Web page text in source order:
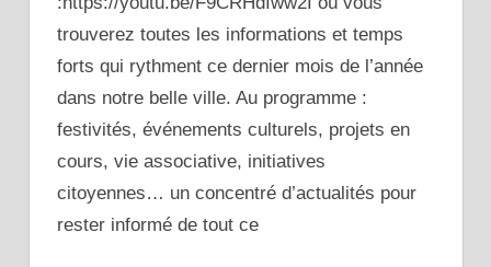
trouverez toutes les informations et temps
forts qui rythment ce dernier mois de l’année
dans notre belle ville. Au programme :
festivités, événements culturels, projets en
cours, vie associative, initiatives
citoyennes… un concentré d’actualités pour
rester informé de tout ce